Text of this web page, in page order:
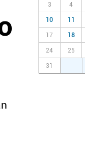
3 4
10 11
17 18
24 25
31